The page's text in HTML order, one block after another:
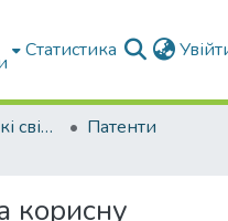
Статистика
Патенти та авторські свідоцтва
Патенти
корисну